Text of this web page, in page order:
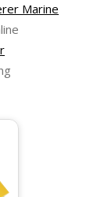
Marine